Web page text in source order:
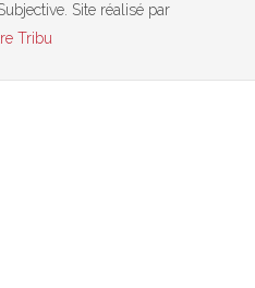
Site réalisé par
Tribu